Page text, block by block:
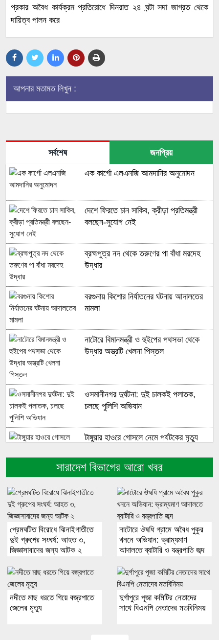
প্রকার অবৈধ কার্যক্রম প্রতিরোধে দিনরাত ২৪ ঘন্টা সদা জাগ্রত থেকে
দায়িত্ব পালন করে
আপনার মতামত লিখুন :
সর্বশেষ জনপ্রিয়
এক কার্গো এলএনজি আমদানির অনুমোদন
দেশে ফিরতে চান সাকিব, ক্রীড়া প্রতিমন্ত্রী
বলছেন-সুযোগ নেই
ব্রহ্মপুত্র নদ থেকে তরুণের পা বাঁধা মরদেহ
উদ্ধার
বরগুনায় কিশোর নির্যাতনের ঘটনায় আদালতের
মামলা
নাটোরে বিমানমন্ত্রী ও হুইপের পথসভা থেকে
উদ্ধার অস্ত্রটি খেলনা পিস্তল
ওসমানীনগর দুর্ঘটনা: দুই চালকই পলাতক,
চলছে পুলিশি অভিযান
টাঙ্গুয়ার হাওরে গোসলে নেমে পর্যটকের মৃত্যু
নওগাঁ জেলা বিএনপির নেতাদের সঙ্গে রিজভীর
শেখ হাসিনা ডিসেম্বরে দেশে ফিরে আইনি পথে
হাঁটুক: আইনমন্ত্রী
নেই: প্রতিমন্ত্রী পুতুল
প্রতিরক্ষা চুক্তি করতে যাচ্ছে তুরস্ক, সৌদি
সারাদেশ বিভাগের আরো খবর
প্রেমঘটিত বিরোধে ঝিনাইগাতীতে
দুই গ্রুপের সংঘর্ষ: আহত ৩,
জিজ্ঞাসাবাদের জন্য আটক ২
নাটোরে ঔষধি গ্রামে অবৈধ পুকুর
খননে অভিযান: ভ্রাম্যমাণ
আদালতে ব্যাটারি ও যন্ত্রপাতি জব্দ
নদীতে মাছ ধরতে গিয়ে বজ্রপাতে
জেলের মৃত্যু
দুর্গাপুরে পূজা কমিটির নেতাদের
সাথে বিএনপি নেতাদের মতবিনিময়